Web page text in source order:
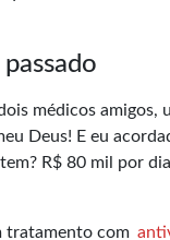
médicos amigos,
Deus! E eu
R$ 80 mil por dia
tratamento com